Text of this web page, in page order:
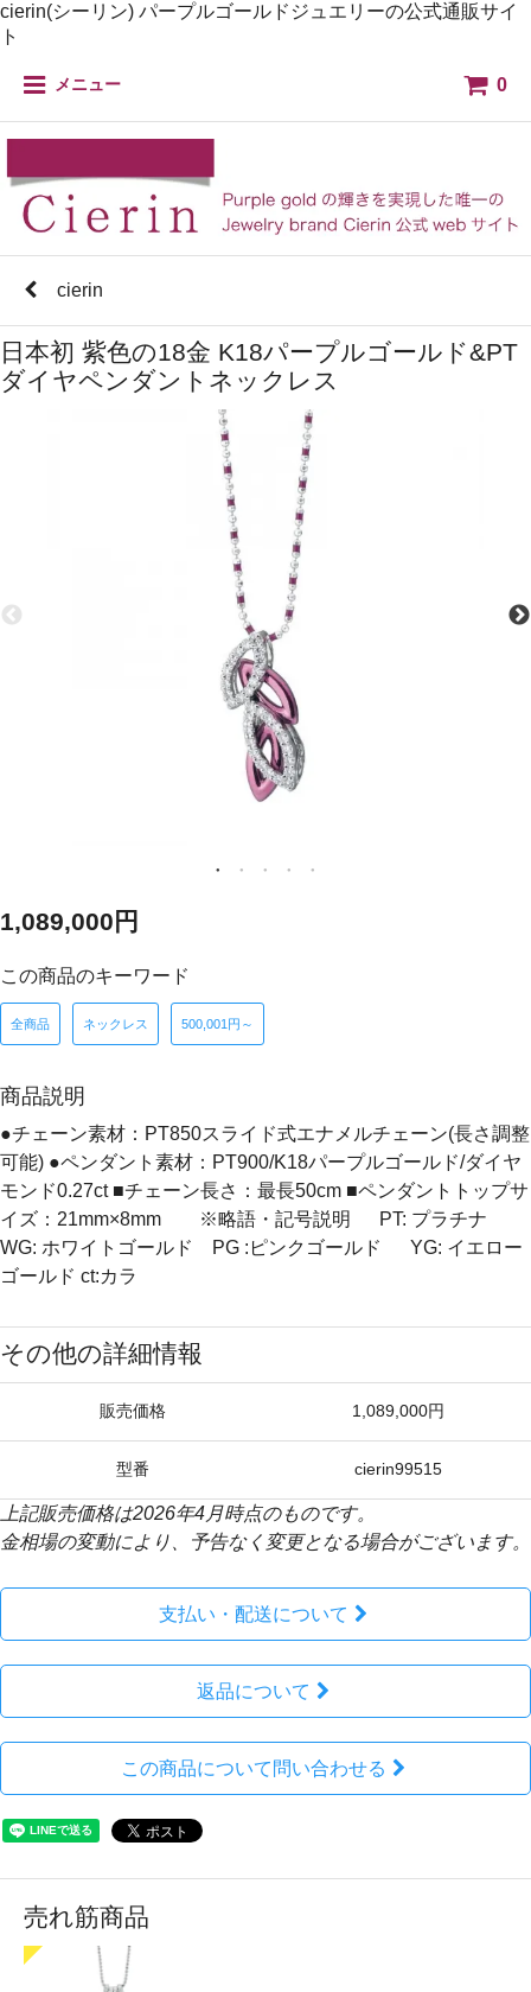
cierin(シーリン) パープルゴールドジュエリーの公式通販サイ
ト
メニュー 0
cierin
日本初 紫色の18金 K18パープルゴールド&PT
ダイヤペンダントネックレス
1,089,000円
この商品のキーワード
全商品 ネックレス 500,001円～
商品説明
●チェーン素材：PT850スライド式エナメルチェーン(長さ調整
可能) ●ペンダント素材：PT900/K18パープルゴールド/ダイヤ
モンド0.27ct ■チェーン長さ：最長50cm ■ペンダントトップサ
イズ：21mm×8mm ※略語・記号説明 PT: プラチナ
WG: ホワイトゴールド PG :ピンクゴールド YG: イエロー
ゴールド ct:カラ
その他の詳細情報
販売価格 1,089,000円
型番 cierin99515
上記販売価格は2026年4月時点のものです。
金相場の変動により、予告なく変更となる場合がございます。
支払い・配送について
返品について
この商品について問い合わせる
売れ筋商品